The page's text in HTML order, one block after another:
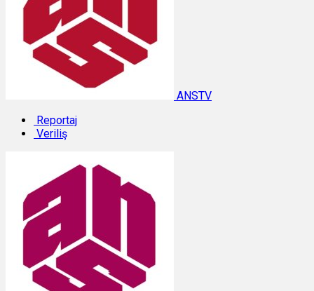
ANSTV
Reportaj
Veriliş